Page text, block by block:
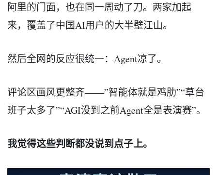
阿里的门面，也在同一周动了刀。两家加起
来，覆盖了中国AI用户的大半壁江山。
然后全网的反应很统一：Agent凉了。
评论区画风更整齐——”智能体就是鸡肋”“草台
班子太多了”“AGI没到之前Agent全是表演赛”。
我觉得这些判断都没说到点子上。